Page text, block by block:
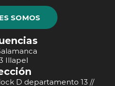
SOMOS
Illapel
D departamento 13 //